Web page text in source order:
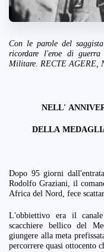
Con le parole del
ricordare l'eroe di
Militare. RECTE AGERE,
NELL'
DELLA
Dopo 95 giorni
Rodolfo Graziani, il
Africa del Nord, fece
L'obbiettivo era il
scacchiere bellico del
giungere alla meta
percorrere quasi ottocento